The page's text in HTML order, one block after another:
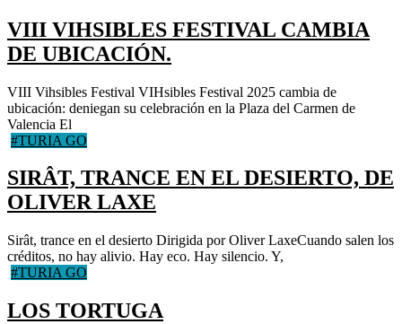
VIII VIHSIBLES FESTIVAL CAMBIA
DE UBICACIÓN.
VIII Vihsibles Festival VIHsibles Festival 2025 cambia de
ubicación: deniegan su celebración en la Plaza del Carmen de
Valencia El
#TURIA GO
SIRÂT, TRANCE EN EL DESIERTO, DE
OLIVER LAXE
Sirât, trance en el desierto Dirigida por Oliver LaxeCuando salen los
créditos, no hay alivio. Hay eco. Hay silencio. Y,
#TURIA GO
LOS TORTUGA